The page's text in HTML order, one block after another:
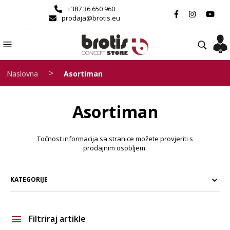
+387 36 650 960
prodaja@brotis.eu
Naslovna > Asortiman
Asortiman
Točnost informacija sa stranice možete provjeriti s
prodajnim osobljem.
KATEGORIJE
Filtriraj artikle